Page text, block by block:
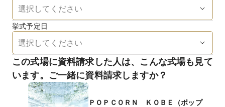
挙式予定日
この式場に資料請求した人は、こんな式場も見て
います。ご一緒に資料請求しますか？
ＰＯＰＣＯＲＮ ＫＯＢＥ（ポップ